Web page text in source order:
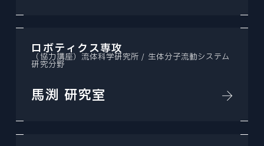
ロボティクス専攻
（協力講座）流体科学研究所 / 生体分子流動システム
研究分野
馬渕 研究室